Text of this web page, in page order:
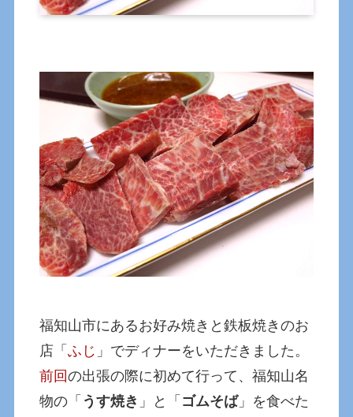
福知山市にあるお好み焼きと鉄板焼きのお
店「ふじ 」でディナーをいただきました。
前回の出張の際に初めて行って、福知山名
物の「 うす焼き 」と「 ゴムそば」を食べた